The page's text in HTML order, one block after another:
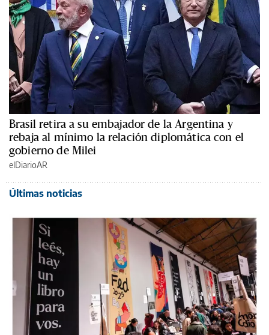
Brasil retira a su embajador de la Argentina y
rebaja al mínimo la relación diplomática con el
gobierno de Milei
elDiarioAR
Últimas noticias